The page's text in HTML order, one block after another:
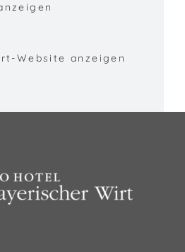
Website anzeigen